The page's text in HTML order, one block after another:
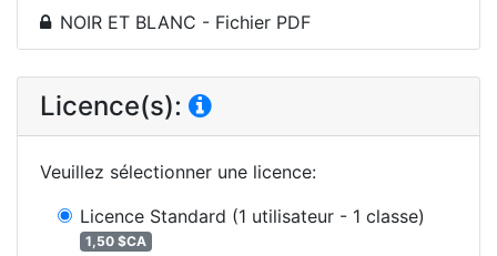
NOIR ET BLANC - Fichier PDF
Licence(s):
Veuillez sélectionner une licence:
Licence Standard (1 utilisateur - 1 classe)
1,50 $CA